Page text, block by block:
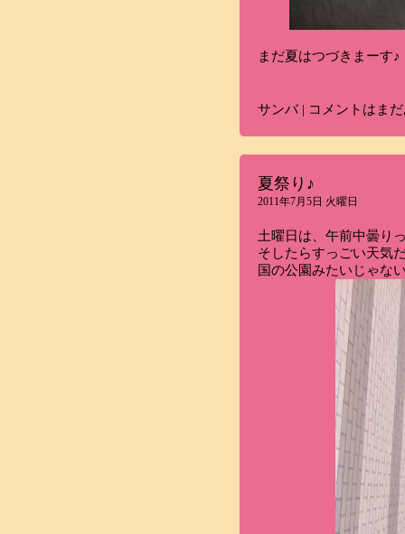
まだ夏はつづきまーす♪
サンバ| コメントはま
夏祭り♪
2011年7月5日 火曜日
土曜日は、午前中曇り
そしたらすっごい天
国の公園みたいじゃな